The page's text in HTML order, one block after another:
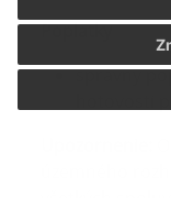
Poplatky
správny
hotovosti